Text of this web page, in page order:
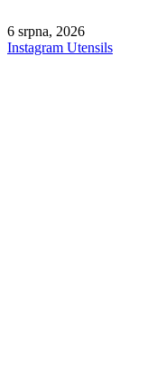
to
content
6 srpna, 2026
Instagram Utensils